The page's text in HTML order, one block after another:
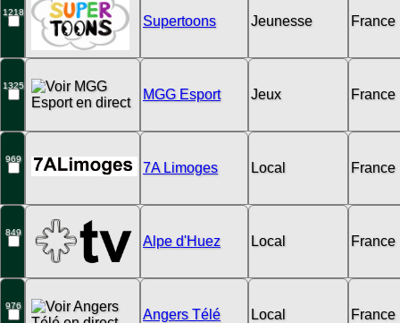
1218
Supertoons Jeunesse France
1325
MGG Esport Jeux France
969
7A Limoges Local France
849
Alpe d'Huez Local France
976
Angers Télé Local France